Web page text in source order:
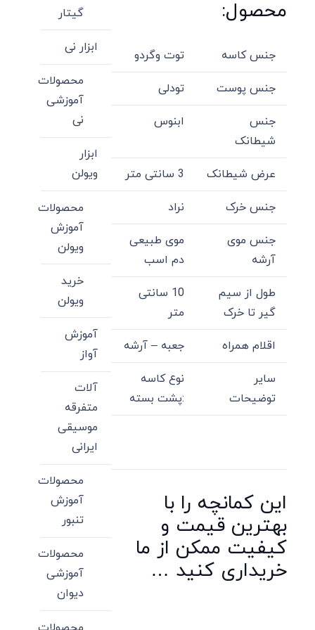
محصول:
جنس کاسه توت وگردو
جنس پوست تودلی
جنس
شیطانک
ابنوس
عرض شیطانک 3 سانتی متر
جنس خرک نراد
جنس موی
آرشه
موی طبیعی
دم اسب
طول از سیم
گیر تا خرک
10 سانتی
متر
اقلام همراه جعبه – آرشه
سایر
توضیحات
نوع کاسه
:پشت بسته
این کمانچه را با
بهترین قیمت و
کیفیت ممکن از ما
خریداری کنید …
گیتار
ابزار نی
محصولات
آموزشی
نی
ابزار
ویولن
محصولات
آموزش
ویولن
خرید
ویولن
آموزش
آواز
آلات
متفرقه
موسیقی
ایرانی
محصولات
آموزش
تنبور
محصولات
آموزشی
دیوان